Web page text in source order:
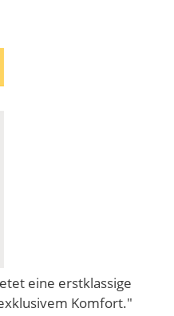
eine erstklassige
Komfort."